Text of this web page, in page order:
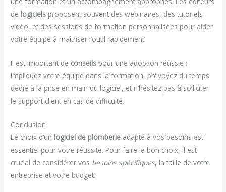
de logiciels proposent souvent des webinaires, des tutoriels
vidéo, et des sessions de formation personnalisées pour aider
votre équipe à maîtriser l’outil rapidement.
Il est important de conseils pour une adoption réussie :
impliquez votre équipe dans la formation, prévoyez du temps
dédié à la prise en main du logiciel, et n’hésitez pas à solliciter
le support client en cas de difficulté.
Conclusion
Le choix d’un logiciel de plomberie adapté à vos besoins est
essentiel pour votre réussite. Pour faire le bon choix, il est
crucial de considérer vos besoins spécifiques, la taille de votre
entreprise et votre budget.